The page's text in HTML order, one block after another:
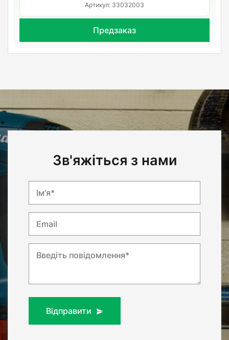
Артикул: 33032003
Предзаказ
Зв'яжіться з нами
Ім'я*
Email
Введіть повідомлення*
Відправити